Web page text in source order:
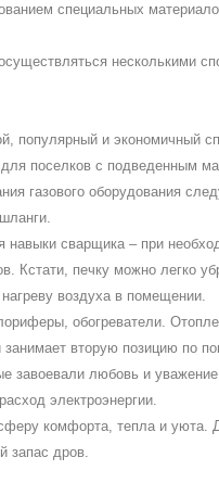
специальных
несколькими
популярный и экономичный
поселков с подведенным
газового оборудования
навыки сварщика – при
Кстати, печку можно легко
воздуха в помещении.
обогреватели.
занимает вторую позицию по
завоевали любовь и
электроэнергии.
комфорта, тепла и уюта.
запас дров.